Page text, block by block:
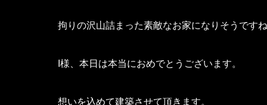
拘りの沢山詰まった素敵なお家になりそうです
I様、本日は本当におめでとうございます。
想いを込めて建築させて頂きます。